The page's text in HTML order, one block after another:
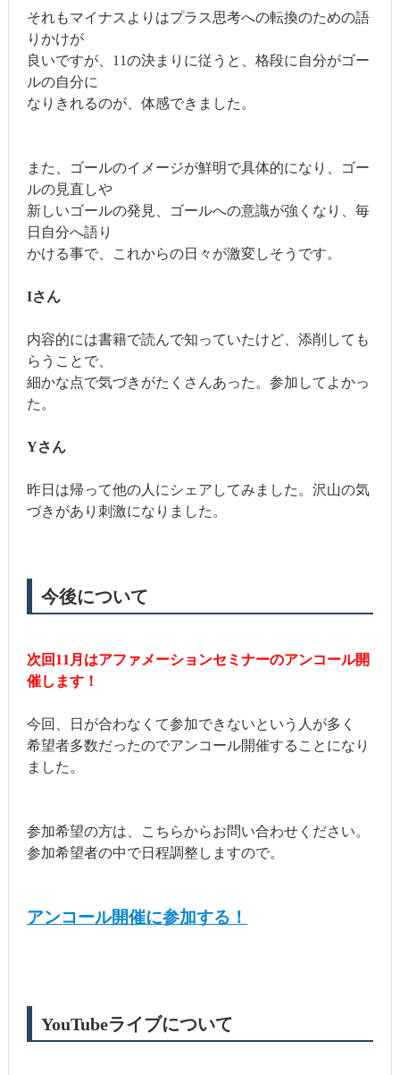
それもマイナスよりはプラス思考への転換のための語
りかけが
良いですが、11の決まりに従うと、格段に自分がゴー
ルの自分に
なりきれるのが、体感できました。
また、ゴールのイメージが鮮明で具体的になり、ゴー
ルの見直しや
新しいゴールの発見、ゴールへの意識が強くなり、毎
日自分へ語り
かける事で、これからの日々が激変しそうです。
Iさん
内容的には書籍で読んで知っていたけど、添削しても
らうことで、
細かな点で気づきがたくさんあった。参加してよかっ
た。
Yさん
昨日は帰って他の人にシェアしてみました。沢山の気
づきがあり刺激になりました。
今後について
次回11月はアファメーションセミナーのアンコール開
催します！
今回、日が合わなくて参加できないという人が多く
希望者多数だったのでアンコール開催することになり
ました。
参加希望の方は、こちらからお問い合わせください。
参加希望者の中で日程調整しますので。
アンコール開催に参加する！
YouTubeライブについて